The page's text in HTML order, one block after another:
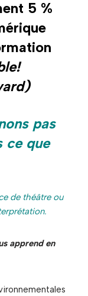
5 %
pas
ce que
de théâtre ou
apprend en